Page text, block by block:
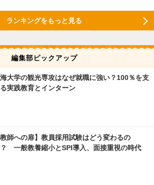
ランキングをもっと見る
編集部ピックアップ
大学の観光専攻はなぜ就職に強い？100％を支
実践教育とインターン
教師への扉】教員採用試験はどう変わるの
一般教養縮小とSPI導入、面接重視の時代